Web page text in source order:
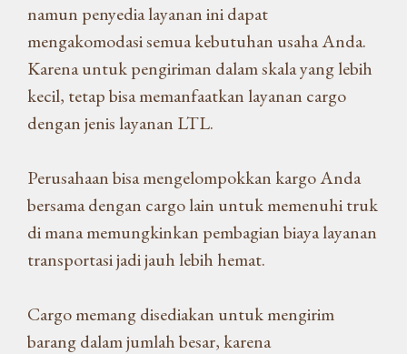
namun penyedia layanan ini dapat
mengakomodasi semua kebutuhan usaha Anda.
Karena untuk pengiriman dalam skala yang lebih
kecil, tetap bisa memanfaatkan layanan cargo
dengan jenis layanan LTL.
Perusahaan bisa mengelompokkan kargo Anda
bersama dengan cargo lain untuk memenuhi truk
di mana memungkinkan pembagian biaya layanan
transportasi jadi jauh lebih hemat.
Cargo memang disediakan untuk mengirim
barang dalam jumlah besar, karena